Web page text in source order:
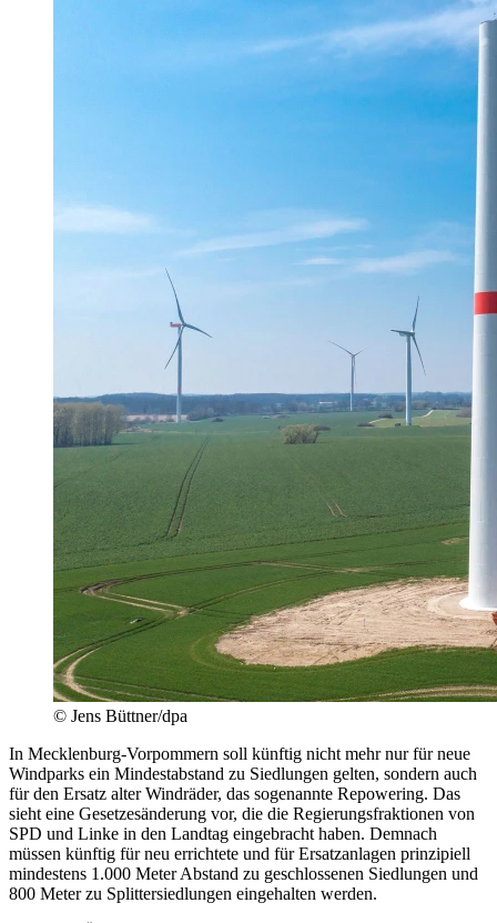
© Jens Büttner/dpa
In Mecklenburg-Vorpommern soll künftig nicht mehr nur für neue
Windparks ein Mindestabstand zu Siedlungen gelten, sondern auch
für den Ersatz alter Windräder, das sogenannte Repowering. Das
sieht eine Gesetzesänderung vor, die die Regierungsfraktionen von
SPD und Linke in den Landtag eingebracht haben. Demnach
müssen künftig für neu errichtete und für Ersatzanlagen prinzipiell
mindestens 1.000 Meter Abstand zu geschlossenen Siedlungen und
800 Meter zu Splittersiedlungen eingehalten werden.